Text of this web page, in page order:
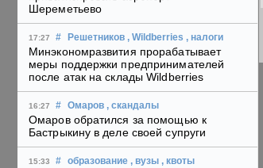
Шереметьево
17:27 # Решетников , Wildberries , налоги
Минэкономразвития прорабатывает
меры поддержки предпринимателей
после атак на склады Wildberries
16:27 # Омаров , скандалы
Омаров обратился за помощью к
Бастрыкину в деле своей супруги
15:33 # образование , вузы , квоты